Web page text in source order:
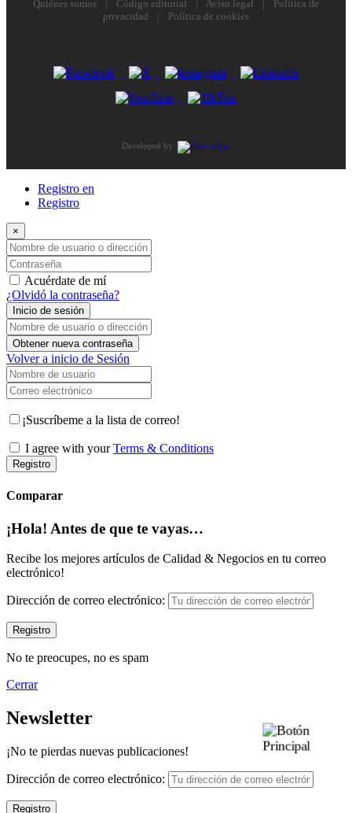
Quiénes somos | Código editorial | Aviso legal |
Política de
privacidad
| Política de cookies
Developed by:
Registro en
Registro
×
Nombre de usuario o dirección de correo electrónico
Contraseña
Acuérdate de mí
¿Olvidó la contraseña?
Inicio de sesión
Nombre de usuario o dirección de correo electrónico
Obtener nueva contraseña
Volver a inicio de Sesión
Nombre de usuario
Correo electrónico
¡Suscríbeme a la lista de correo!
I agree with yourTerms & Conditions
Registro
Comparar
¡Hola! Antes de que te vayas…
Recibe los mejores artículos de Calidad & Negocios en tu correo
electrónico!
Dirección de correo electrónico:
No te preocupes, no es spam
Cerrar
Newsletter
¡No te pierdas nuevas publicaciones!
Dirección de correo electrónico: